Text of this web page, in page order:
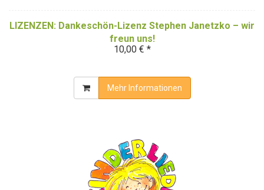
LIZENZEN: Dankeschön-Lizenz Stephen Janetzko – wir
freun uns!
10,00 € *
Mehr Informationen